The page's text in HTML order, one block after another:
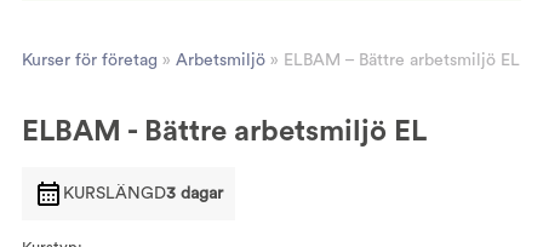
Kurser för företag » Arbetsmiljö» ELBAM – Bättre arbetsmiljö EL
ELBAM - Bättre arbetsmiljö EL
KURSLÄNGD3 dagar